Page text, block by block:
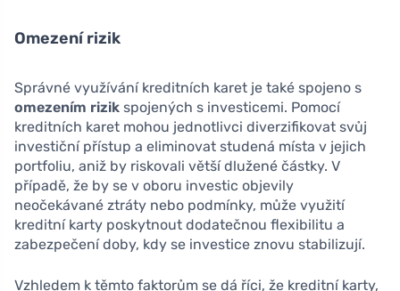
Omezení rizik
Správné využívání kreditních karet je také spojeno s
omezením rizik spojených s investicemi. Pomocí
kreditních karet mohou jednotlivci diverzifikovat svůj
investiční přístup a eliminovat studená místa v jejich
portfoliu, aniž by riskovali větší dlužené částky. V
případě, že by se v oboru investic objevily
neočekávané ztráty nebo podmínky, může využití
kreditní karty poskytnout dodatečnou flexibilitu a
zabezpečení doby, kdy se investice znovu stabilizují.
Vzhledem k těmto faktorům se dá říci, že kreditní karty,